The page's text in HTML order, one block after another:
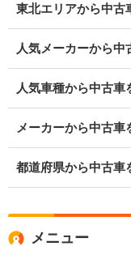
東北エリアから中古
人気メーカーから中
人気車種から中古車
メーカーから中古車
都道府県から中古車
メニュー